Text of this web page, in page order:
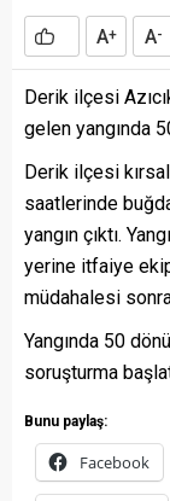
A+ A-
Derik ilçesi
gelen yangında
Derik ilçesi
saatlerinde
yangın çıktı.
yerine itfaiye
müdahalesi
Yangında 50
soruşturma
Bunu paylaş:
Facebook